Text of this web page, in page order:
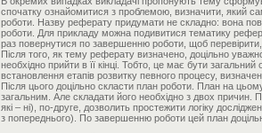
спочатку ознайомитися з проблемою, визначити, який
роботи. Назву реферату придумати не складно: вона
роботи. Для прикладу можна подивитися тематику
раз повернутися по завершенню роботи, щоб перевірити,
Після того, як тему реферату визначено, доцільно
необхідно прийти в її кінці. Тобто, це має бути
встановлення етапів розвитку певного процесу,
Після цього доцільно скласти план роботи. План на
загальним. Але складати його необхідно з двох причин.
які – ні), по-друге, дозволить простежити логіку
з попереднього). По завершенню роботи цей план